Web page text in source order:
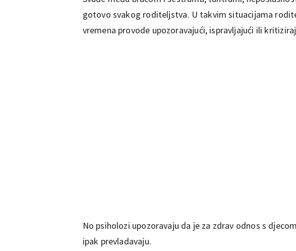
gotovo svakog roditeljstva. U takvim situacijama
vremena provode upozoravajući, ispravljajući ili
No psiholozi upozoravaju da je za zdrav odnos s
ipak prevladavaju.